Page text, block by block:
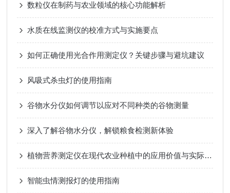
数粒仪在制药与农业领域的核心功能解析
水质在线监测仪的校准方式与实施要点
如何正确使用光合作用测定仪？关键步骤与避坑建议
风吸式杀虫灯的使用指南
谷物水分仪如何调节以应对不同种类的谷物测量
深入了解谷物水分仪，解锁粮食检测新体验
植物营养测定仪在现代农业种植中的应用价值与实际作用
智能虫情测报灯的使用指南